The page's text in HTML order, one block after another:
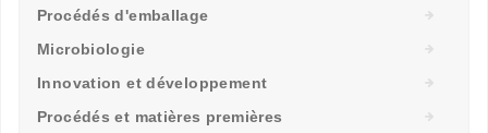
Procédés d'emballage
Microbiologie
Innovation et développement
Procédés et matières premières